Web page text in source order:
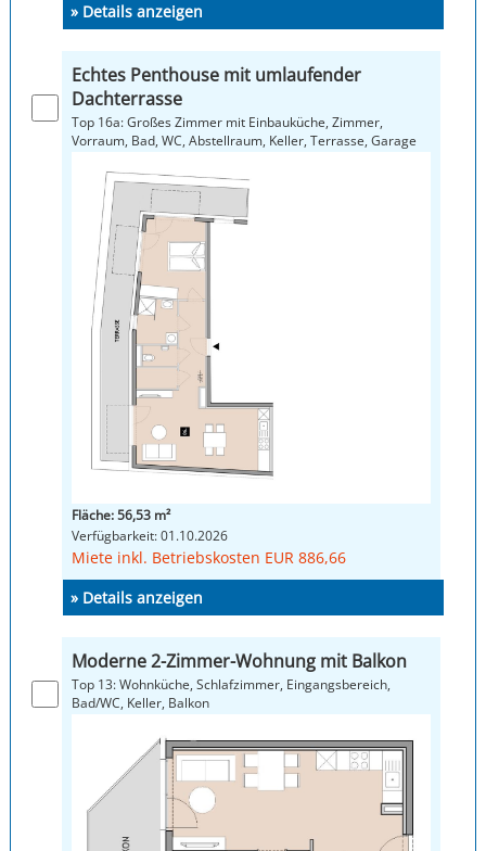
» Details anzeigen
Echtes Penthouse mit umlaufender
Dachterrasse
Top 16a: Großes Zimmer mit Einbauküche, Zimmer,
Vorraum, Bad, WC, Abstellraum, Keller, Terrasse, Garage
Fläche: 56,53 m²
Verfügbarkeit: 01.10.2026
Miete inkl. Betriebskosten EUR 886,66
» Details anzeigen
Moderne 2-Zimmer-Wohnung mit Balkon
Top 13: Wohnküche, Schlafzimmer, Eingangsbereich,
Bad/WC, Keller, Balkon